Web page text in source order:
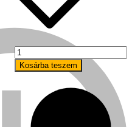
Gyűrűs
körtáras
2,1x32
(18900
Kosárba teszem